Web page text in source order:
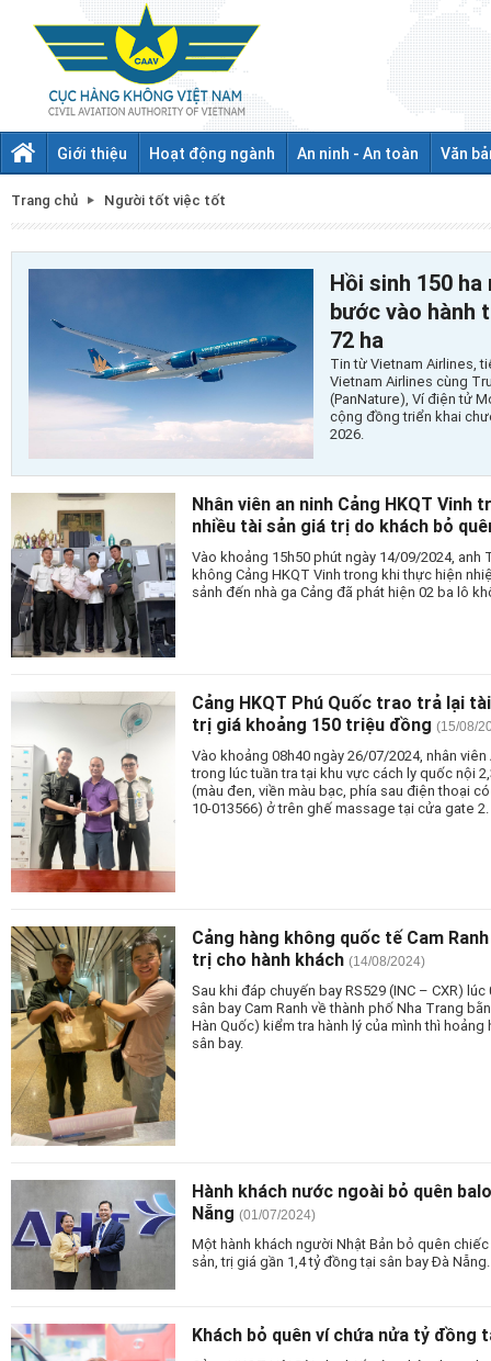
Giới thiệu Hoạt động ngành An ninh - An toàn Văn
Trang chủ Người tốt việc tốt
Hồi sinh 150
bước vào hành
72 ha
Tin từ Vietnam Airlines,
Vietnam Airlines cùng
(PanNature), Ví điện tử
cộng đồng triển khai
2026.
Nhân viên an ninh Cảng HKQT Vinh
nhiều tài sản giá trị do khách bỏ
Vào khoảng 15h50 phút ngày 14/09/2024, anh
không Cảng HKQT Vinh trong khi thực hiện
sảnh đến nhà ga Cảng đã phát hiện 02 ba lô
Cảng HKQT Phú Quốc trao trả lại
trị giá khoảng 150 triệu đồng (15/08/
Vào khoảng 08h40 ngày 26/07/2024, nhân
trong lúc tuần tra tại khu vực cách ly quốc nội
(màu đen, viền màu bạc, phía sau điện thoại có
10-013566) ở trên ghế massage tại cửa gate 2.
Cảng hàng không quốc tế Cam
trị cho hành khách (14/08/2024)
Sau khi đáp chuyến bay RS529 (INC – CXR)
sân bay Cam Ranh về thành phố Nha Trang
Hàn Quốc) kiểm tra hành lý của mình thì
sân bay.
Hành khách nước ngoài bỏ quên
Nẵng (01/07/2024)
Một hành khách người Nhật Bản bỏ quên
sản, trị giá gần 1,4 tỷ đồng tại sân bay Đà Nẵng.
Khách bỏ quên ví chứa nửa tỷ đồng